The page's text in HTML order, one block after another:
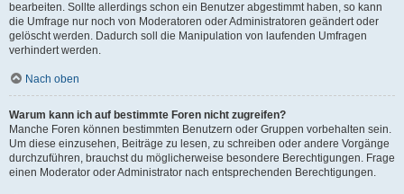
bearbeiten. Sollte allerdings schon ein Benutzer abgestimmt haben, so kann
die Umfrage nur noch von Moderatoren oder Administratoren geändert oder
gelöscht werden. Dadurch soll die Manipulation von laufenden Umfragen
verhindert werden.
Nach oben
Warum kann ich auf bestimmte Foren nicht zugreifen?
Manche Foren können bestimmten Benutzern oder Gruppen vorbehalten sein.
Um diese einzusehen, Beiträge zu lesen, zu schreiben oder andere Vorgänge
durchzuführen, brauchst du möglicherweise besondere Berechtigungen. Frage
einen Moderator oder Administrator nach entsprechenden Berechtigungen.